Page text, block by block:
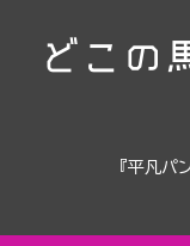
どこの
『平凡パ